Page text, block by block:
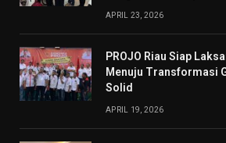
APRIL 23, 2026
PROJO Riau Siap
Menuju Transformasi
Solid
APRIL 19, 2026